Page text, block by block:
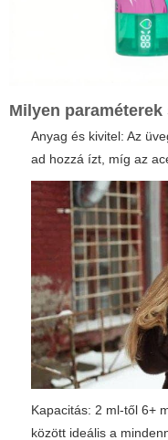
Milyen paraméterek
Anyag és kivitel: Az
ad hozzá ízt, míg az
Kapacitás: 2 ml-től 6+
között ideális a